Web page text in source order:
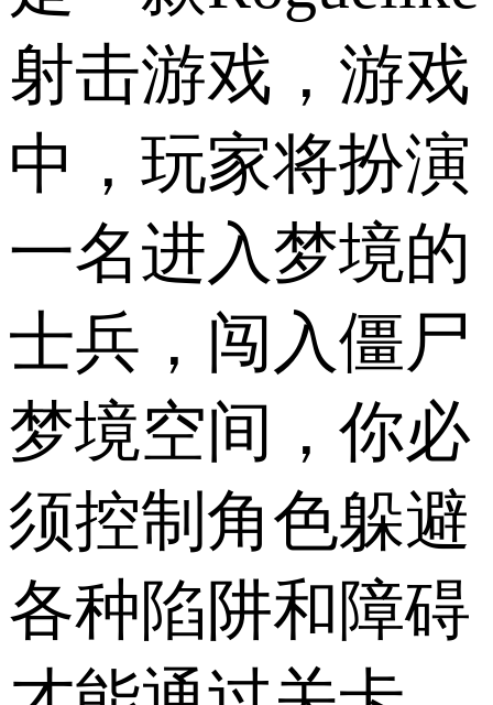
射击游戏，游戏
中，玩家将扮演
一名进入梦境的
士兵，闯入僵尸
梦境空间，你必
须控制角色躲避
各种陷阱和障碍